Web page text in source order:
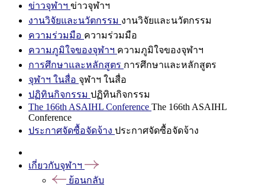
ข่าวจุฬาฯ ข่าวจุฬาฯ
งานวิจัยและนวัตกรรม งานวิจัยและนวัตกรรม
ความร่วมมือ ความร่วมมือ
ความภูมิใจของจุฬาฯ ความภูมิใจของจุฬาฯ
การศึกษาและหลักสูตร การศึกษาและหลักสูตร
จุฬาฯ ในสื่อ จุฬาฯ ในสื่อ
ปฏิทินกิจกรรม ปฏิทินกิจกรรม
The 166th ASAIHL Conference The 166th ASAIHL
Conference
ประกาศจัดซื้อจัดจ้าง ประกาศจัดซื้อจัดจ้าง
เกี่ยวกับจุฬาฯ
ย้อนกลับ